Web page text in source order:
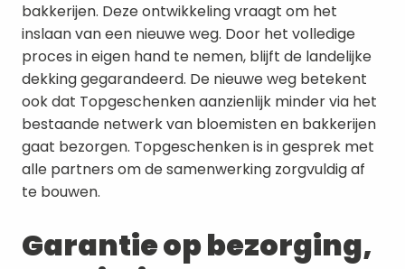
bakkerijen. Deze ontwikkeling vraagt om het
inslaan van een nieuwe weg. Door het volledige
proces in eigen hand te nemen, blijft de landelijke
dekking gegarandeerd. De nieuwe weg betekent
ook dat Topgeschenken aanzienlijk minder via het
bestaande netwerk van bloemisten en bakkerijen
gaat bezorgen. Topgeschenken is in gesprek met
alle partners om de samenwerking zorgvuldig af
te bouwen.
Garantie op bezorging,